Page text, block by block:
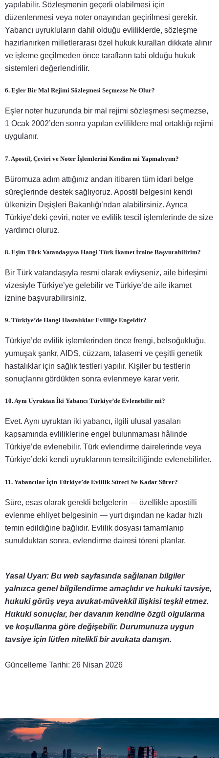
yapılabilir. Sözleşmenin geçerli olabilmesi için
düzenlenmesi veya noter onayından geçirilmesi gerekir.
Yabancı uyrukluların dahil olduğu evliliklerde, sözleşme
hazırlanırken milletlerarası özel hukuk kuralları dikkate alınır
ve işleme geçilmeden önce tarafların tabi olduğu hukuk
sistemleri değerlendirilir.
6. Eşler Bir Mal Rejimi Sözleşmesi Seçmezse Ne Olur?
Eşler noter huzurunda bir mal rejimi sözleşmesi seçmezse,
1 Ocak 2002’den sonra yapılan evliliklere mal ortaklığı rejimi
uygulanır.
7. Apostil, Çeviri ve Noter İşlemlerini Kendim mi Yapmalıyım?
Büromuza adım attığınız andan itibaren tüm idari belge
süreçlerinde destek sağlıyoruz. Apostil belgesini kendi
ülkenizin Dışişleri Bakanlığı’ndan alabilirsiniz. Ayrıca
Türkiye’deki çeviri, noter ve evlilik tescil işlemlerinde de size
yardımcı oluruz.
8. Eşim Türk Vatandaşıysa Hangi Türk İkamet İznine Başvurabilirim?
Bir Türk vatandaşıyla resmi olarak evliyseniz, aile birleşimi
vizesiyle Türkiye’ye gelebilir ve Türkiye’de aile ikamet
iznine başvurabilirsiniz.
9. Türkiye’de Hangi Hastalıklar Evliliğe Engeldir?
Türkiye’de evlilik işlemlerinden önce frengi, belsoğukluğu,
yumuşak şankr, AIDS, cüzzam, talasemi ve çeşitli genetik
hastalıklar için sağlık testleri yapılır. Kişiler bu testlerin
sonuçlarını gördükten sonra evlenmeye karar verir.
10. Aynı Uyruktan İki Yabancı Türkiye’de Evlenebilir mi?
Evet. Aynı uyruktan iki yabancı, ilgili ulusal yasaları
kapsamında evliliklerine engel bulunmaması hâlinde
Türkiye’de evlenebilir. Türk evlendirme dairelerinde veya
Türkiye’deki kendi uyruklarının temsilciliğinde evlenebilirler.
11. Yabancılar İçin Türkiye’de Evlilik Süreci Ne Kadar Sürer?
Süre, esas olarak gerekli belgelerin — özellikle apostilli
evlenme ehliyet belgesinin — yurt dışından ne kadar hızlı
temin edildiğine bağlıdır. Evlilik dosyası tamamlanıp
sunulduktan sonra, evlendirme dairesi töreni planlar.
Yasal Uyarı: Bu web sayfasında sağlanan bilgiler
yalnızca genel bilgilendirme amaçlıdır ve hukuki tavsiye,
hukuki görüş veya avukat-müvekkil ilişkisi teşkil etmez.
Hukuki sonuçlar, her davanın kendine özgü olgularına
ve koşullarına göre değişebilir. Durumunuza uygun
tavsiye için lütfen nitelikli bir avukata danışın.
Güncelleme Tarihi: 26 Nisan 2026